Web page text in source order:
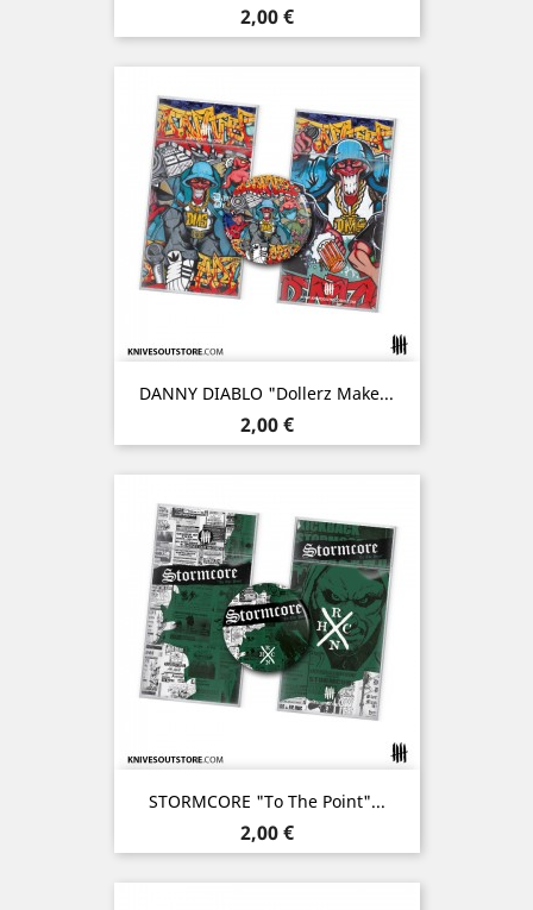
Prix
2,00 €
DANNY DIABLO "Dollerz Make...
Prix
2,00 €
STORMCORE "To The Point"...
Prix
2,00 €